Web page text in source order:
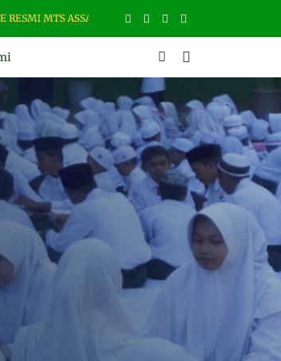
ASSALAM MARTAPURA. ALAMAT : JL. ZAMRUD NO. 02